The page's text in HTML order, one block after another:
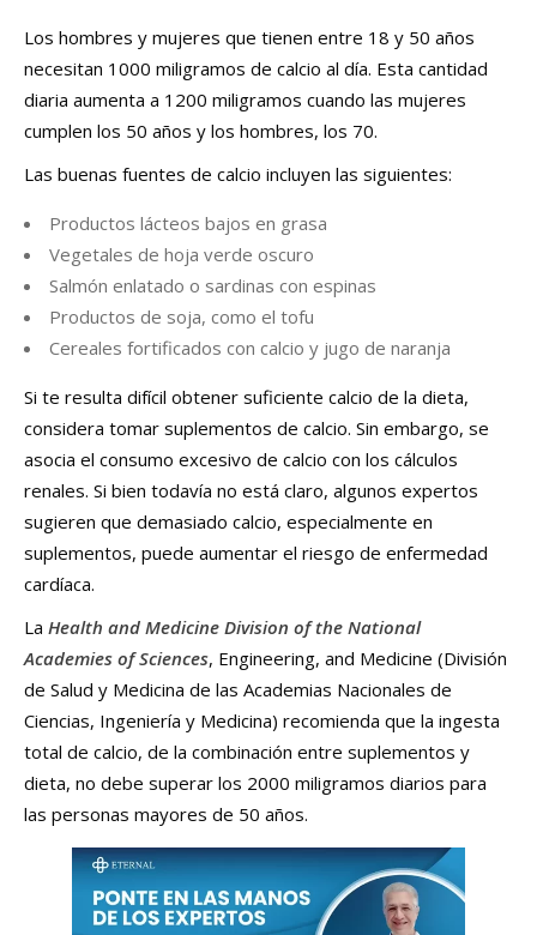
Los hombres y mujeres que tienen entre 18 y 50 años
necesitan 1000 miligramos de calcio al día. Esta cantidad
diaria aumenta a 1200 miligramos cuando las mujeres
cumplen los 50 años y los hombres, los 70.
Las buenas fuentes de calcio incluyen las siguientes:
Productos lácteos bajos en grasa
Vegetales de hoja verde oscuro
Salmón enlatado o sardinas con espinas
Productos de soja, como el tofu
Cereales fortificados con calcio y jugo de naranja
Si te resulta difícil obtener suficiente calcio de la dieta,
considera tomar suplementos de calcio. Sin embargo, se
asocia el consumo excesivo de calcio con los cálculos
renales. Si bien todavía no está claro, algunos expertos
sugieren que demasiado calcio, especialmente en
suplementos, puede aumentar el riesgo de enfermedad
cardíaca.
La Health and Medicine Division of the National
Academies of Sciences, Engineering, and Medicine (División
de Salud y Medicina de las Academias Nacionales de
Ciencias, Ingeniería y Medicina) recomienda que la ingesta
total de calcio, de la combinación entre suplementos y
dieta, no debe superar los 2000 miligramos diarios para
las personas mayores de 50 años.